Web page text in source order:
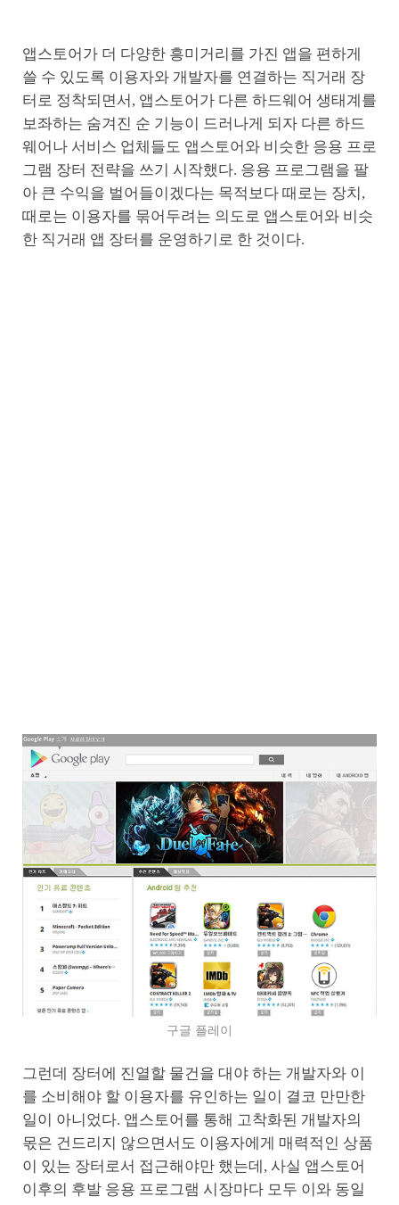
앱스토어가 더 다양한 흥미거리를 가진 앱을 편하게
쓸 수 있도록 이용자와 개발자를 연결하는 직거래 장
터로 정착되면서, 앱스토어가 다른 하드웨어 생태계를
보좌하는 숨겨진 순 기능이 드러나게 되자 다른 하드
웨어나 서비스 업체들도 앱스토어와 비슷한 응용 프로
그램 장터 전략을 쓰기 시작했다. 응용 프로그램을 팔
아 큰 수익을 벌어들이겠다는 목적보다 때로는 장치,
때로는 이용자를 묶어두려는 의도로 앱스토어와 비슷
한 직거래 앱 장터를 운영하기로 한 것이다.
구글 플레이
그런데 장터에 진열할 물건을 대야 하는 개발자와 이
를 소비해야 할 이용자를 유인하는 일이 결코 만만한
일이 아니었다. 앱스토어를 통해 고착화된 개발자의
몫은 건드리지 않으면서도 이용자에게 매력적인 상품
이 있는 장터로서 접근해야만 했는데, 사실 앱스토어
이후의 후발 응용 프로그램 시장마다 모두 이와 동일